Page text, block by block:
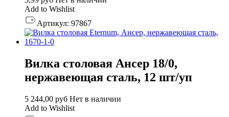
Add to Wishlist
Артикул: 97867
Вилка столовая Ансер 18/0,
нержавеющая сталь, 12 шт/уп
5 244,00 руб Нет в наличии
Add to Wishlist